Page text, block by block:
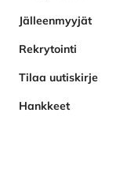
Jälleenmyyjät
Rekrytointi
Tilaa uutiskirje
Hankkeet